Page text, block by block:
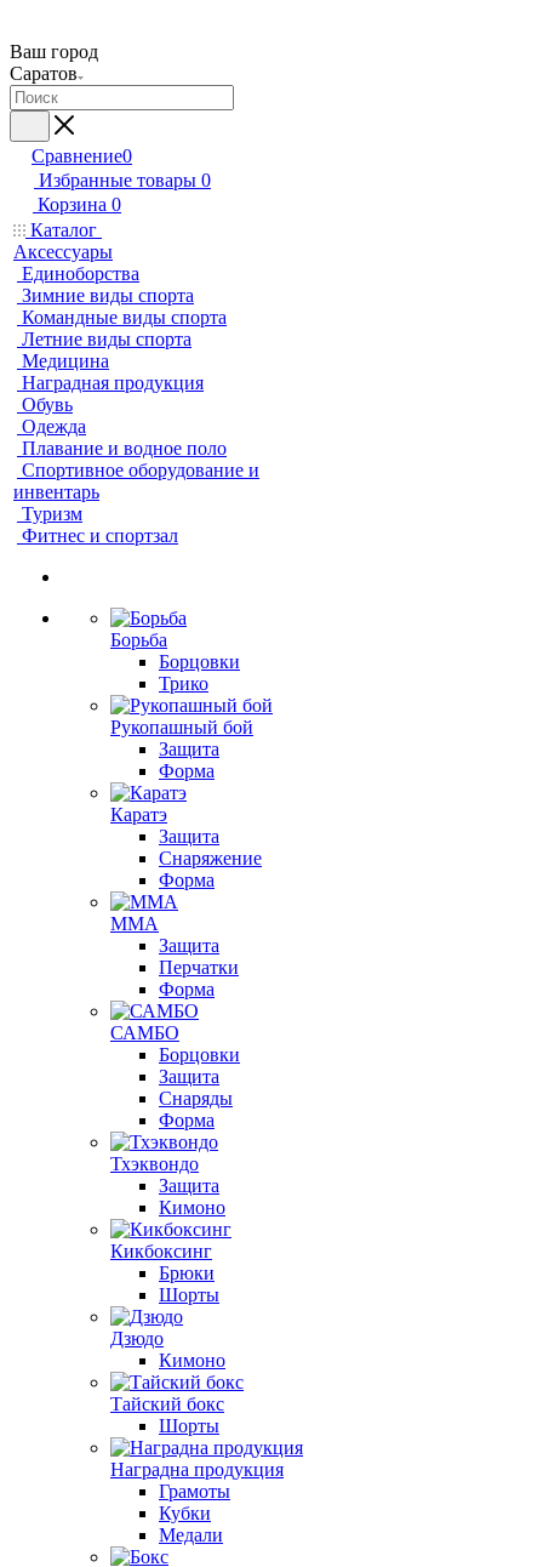
Ваш город
Саратов
Сравнение0
Избранные товары 0
Корзина 0
Каталог
Аксессуары
Единоборства
Зимние виды спорта
Командные виды спорта
Летние виды спорта
Медицина
Наградная продукция
Обувь
Одежда
Плавание и водное поло
Спортивное оборудование и
инвентарь
Туризм
Фитнес и спортзал
Борьба
Борцовки
Трико
Рукопашный бой
Защита
Форма
Каратэ
Защита
Снаряжение
Форма
ММА
Защита
Перчатки
Форма
САМБО
Борцовки
Защита
Снаряды
Форма
Тхэквондо
Защита
Кимоно
Кикбоксинг
Брюки
Шорты
Дзюдо
Кимоно
Тайский бокс
Шорты
Наградна продукция
Грамоты
Кубки
Медали